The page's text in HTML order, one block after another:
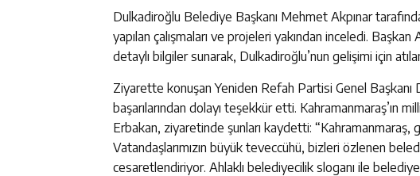
Dulkadiroğlu Belediye Başkanı Mehmet Akpınar
yapılan çalışmaları ve projeleri yakından inceledi.
detaylı bilgiler sunarak, Dulkadiroğlu’nun gelişimi için
Ziyarette konuşan Yeniden Refah Partisi Genel Başkanı
başarılarından dolayı teşekkür etti. Kahramanmaraş’ın
Erbakan, ziyaretinde şunları kaydetti:
Vatandaşlarımızın büyük teveccühü, bizleri özlenen
cesaretlendiriyor. Ahlaklı belediyecilik sloganı ile